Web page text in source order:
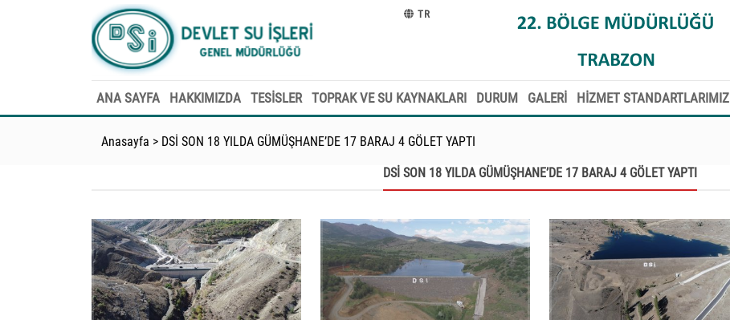
TR
ANA SAYFA HAKKIMIZDA TESİSLER TOPRAK VE SU KAYNAKLARI DURUM GALERİ HİZMET STANDARTLARIMIZ
Anasayfa > DSİ SON 18 YILDA GÜMÜŞHANE’DE 17 BARAJ 4 GÖLET YAPTI
DSİ SON 18 YILDA GÜMÜŞHANE’DE 17 BARAJ 4 GÖLET YAPTI